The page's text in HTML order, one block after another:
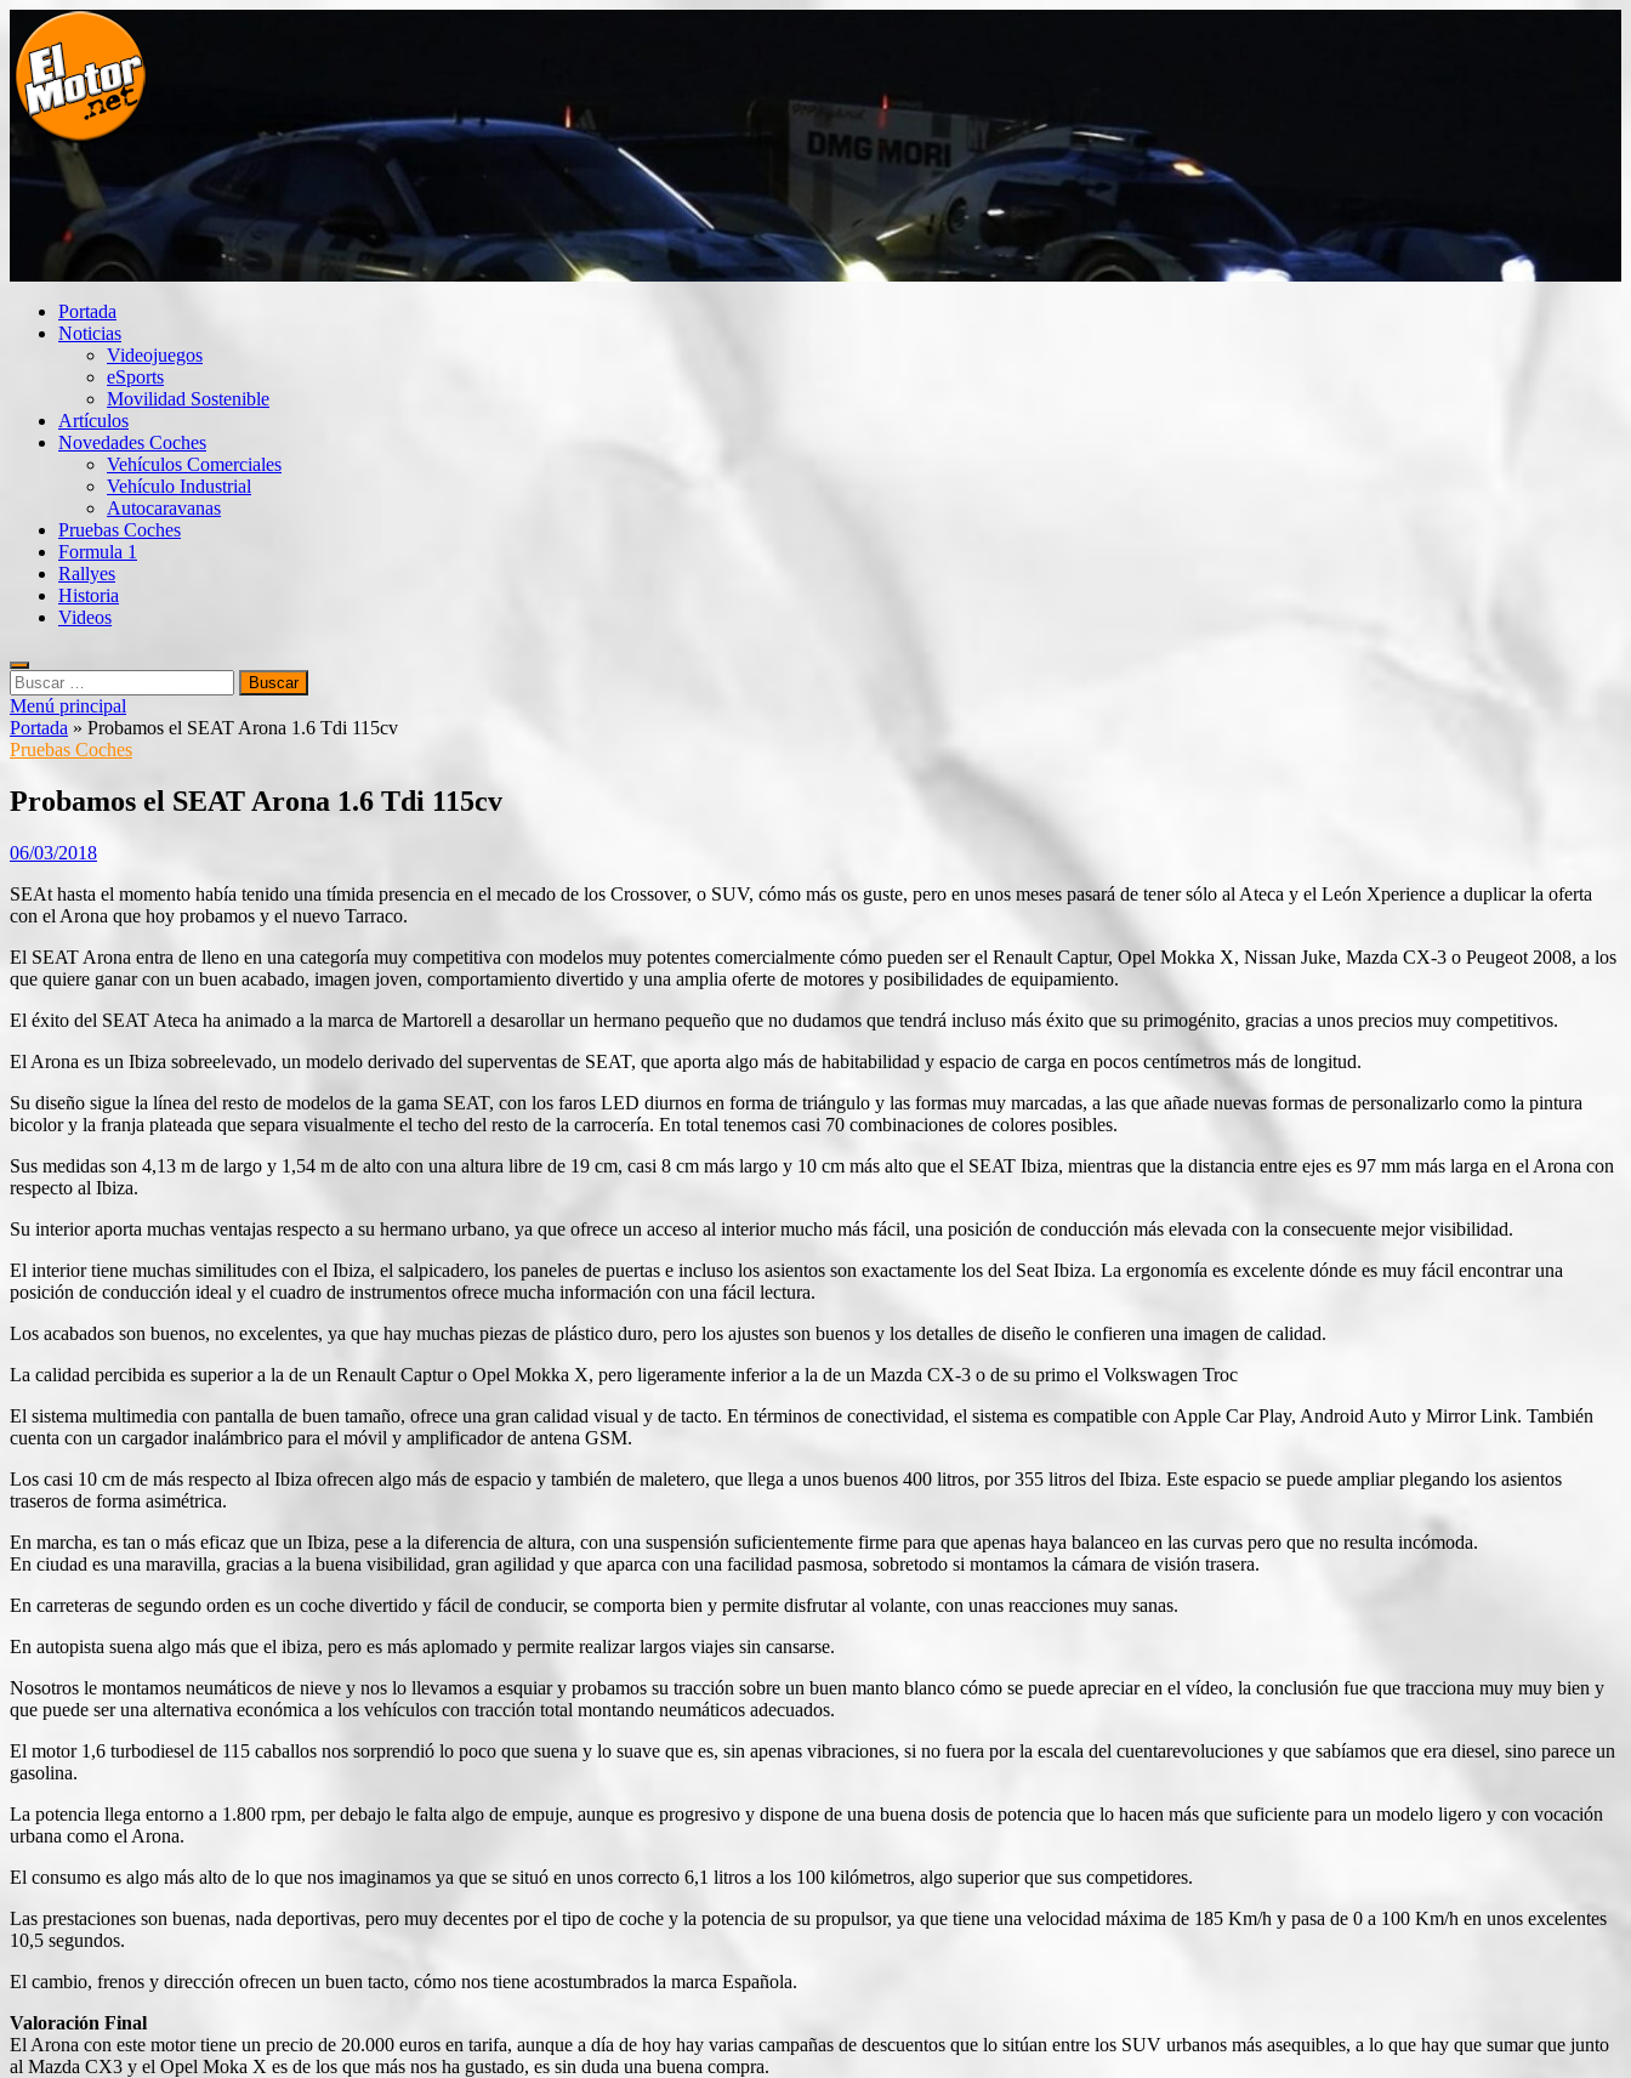
Saltar
contenido
El Motor punto Net
Información sobre novedades y pruebas de Automóviles
Portada
Noticias
Videojuegos
eSports
Movilidad Sostenible
Artículos
Novedades Coches
Vehículos Comerciales
Vehículo Industrial
Autocaravanas
Pruebas Coches
Formula 1
Rallyes
Historia
Videos
Buscar:
Menú principal
Portada » Probamos el SEAT Arona 1.6 Tdi 115cv
Pruebas Coches
Probamos el SEAT Arona 1.6 Tdi 115cv
06/03/2018
SEAt hasta el momento había tenido una tímida presencia en el mecado de los Crossover, o SUV, cómo más os guste, pero en unos meses pasará de tener sólo al Ateca y el León Xperience a duplicar la oferta
con el Arona que hoy probamos y el nuevo Tarraco.
El SEAT Arona entra de lleno en una categoría muy competitiva con modelos muy potentes comercialmente cómo pueden ser el Renault Captur, Opel Mokka X, Nissan Juke, Mazda CX-3 o Peugeot 2008, a los
que quiere ganar con un buen acabado, imagen joven, comportamiento divertido y una amplia oferte de motores y posibilidades de equipamiento.
El éxito del SEAT Ateca ha animado a la marca de Martorell a desarollar un hermano pequeño que no dudamos que tendrá incluso más éxito que su primogénito, gracias a unos precios muy competitivos.
El Arona es un Ibiza sobreelevado, un modelo derivado del superventas de SEAT, que aporta algo más de habitabilidad y espacio de carga en pocos centímetros más de longitud.
Su diseño sigue la línea del resto de modelos de la gama SEAT, con los faros LED diurnos en forma de triángulo y las formas muy marcadas, a las que añade nuevas formas de personalizarlo como la pintura
bicolor y la franja plateada que separa visualmente el techo del resto de la carrocería. En total tenemos casi 70 combinaciones de colores posibles.
Sus medidas son 4,13 m de largo y 1,54 m de alto con una altura libre de 19 cm, casi 8 cm más largo y 10 cm más alto que el SEAT Ibiza, mientras que la distancia entre ejes es 97 mm más larga en el Arona con
respecto al Ibiza.
Su interior aporta muchas ventajas respecto a su hermano urbano, ya que ofrece un acceso al interior mucho más fácil, una posición de conducción más elevada con la consecuente mejor visibilidad.
El interior tiene muchas similitudes con el Ibiza, el salpicadero, los paneles de puertas e incluso los asientos son exactamente los del Seat Ibiza. La ergonomía es excelente dónde es muy fácil encontrar una
posición de conducción ideal y el cuadro de instrumentos ofrece mucha información con una fácil lectura.
Los acabados son buenos, no excelentes, ya que hay muchas piezas de plástico duro, pero los ajustes son buenos y los detalles de diseño le confieren una imagen de calidad.
La calidad percibida es superior a la de un Renault Captur o Opel Mokka X, pero ligeramente inferior a la de un Mazda CX-3 o de su primo el Volkswagen Troc
El sistema multimedia con pantalla de buen tamaño, ofrece una gran calidad visual y de tacto. En términos de conectividad, el sistema es compatible con Apple Car Play, Android Auto y Mirror Link. También
cuenta con un cargador inalámbrico para el móvil y amplificador de antena GSM.
Los casi 10 cm de más respecto al Ibiza ofrecen algo más de espacio y también de maletero, que llega a unos buenos 400 litros, por 355 litros del Ibiza. Este espacio se puede ampliar plegando los asientos
traseros de forma asimétrica.
En marcha, es tan o más eficaz que un Ibiza, pese a la diferencia de altura, con una suspensión suficientemente firme para que apenas haya balanceo en las curvas pero que no resulta incómoda.
En ciudad es una maravilla, gracias a la buena visibilidad, gran agilidad y que aparca con una facilidad pasmosa, sobretodo si montamos la cámara de visión trasera.
En carreteras de segundo orden es un coche divertido y fácil de conducir, se comporta bien y permite disfrutar al volante, con unas reacciones muy sanas.
En autopista suena algo más que el ibiza, pero es más aplomado y permite realizar largos viajes sin cansarse.
Nosotros le montamos neumáticos de nieve y nos lo llevamos a esquiar y probamos su tracción sobre un buen manto blanco cómo se puede apreciar en el vídeo, la conclusión fue que tracciona muy muy bien y
que puede ser una alternativa económica a los vehículos con tracción total montando neumáticos adecuados.
El motor 1,6 turbodiesel de 115 caballos nos sorprendió lo poco que suena y lo suave que es, sin apenas vibraciones, si no fuera por la escala del cuentarevoluciones y que sabíamos que era diesel, sino parece un
gasolina.
La potencia llega entorno a 1.800 rpm, per debajo le falta algo de empuje, aunque es progresivo y dispone de una buena dosis de potencia que lo hacen más que suficiente para un modelo ligero y con vocación
urbana como el Arona.
El consumo es algo más alto de lo que nos imaginamos ya que se situó en unos correcto 6,1 litros a los 100 kilómetros, algo superior que sus competidores.
Las prestaciones son buenas, nada deportivas, pero muy decentes por el tipo de coche y la potencia de su propulsor, ya que tiene una velocidad máxima de 185 Km/h y pasa de 0 a 100 Km/h en unos excelentes
10,5 segundos.
El cambio, frenos y dirección ofrecen un buen tacto, cómo nos tiene acostumbrados la marca Española.
Valoración Final
El Arona con este motor tiene un precio de 20.000 euros en tarifa, aunque a día de hoy hay varias campañas de descuentos que lo sitúan entre los SUV urbanos más asequibles, a lo que hay que sumar que junto
al Mazda CX3 y el Opel Moka X es de los que más nos ha gustado, es sin duda una buena compra.